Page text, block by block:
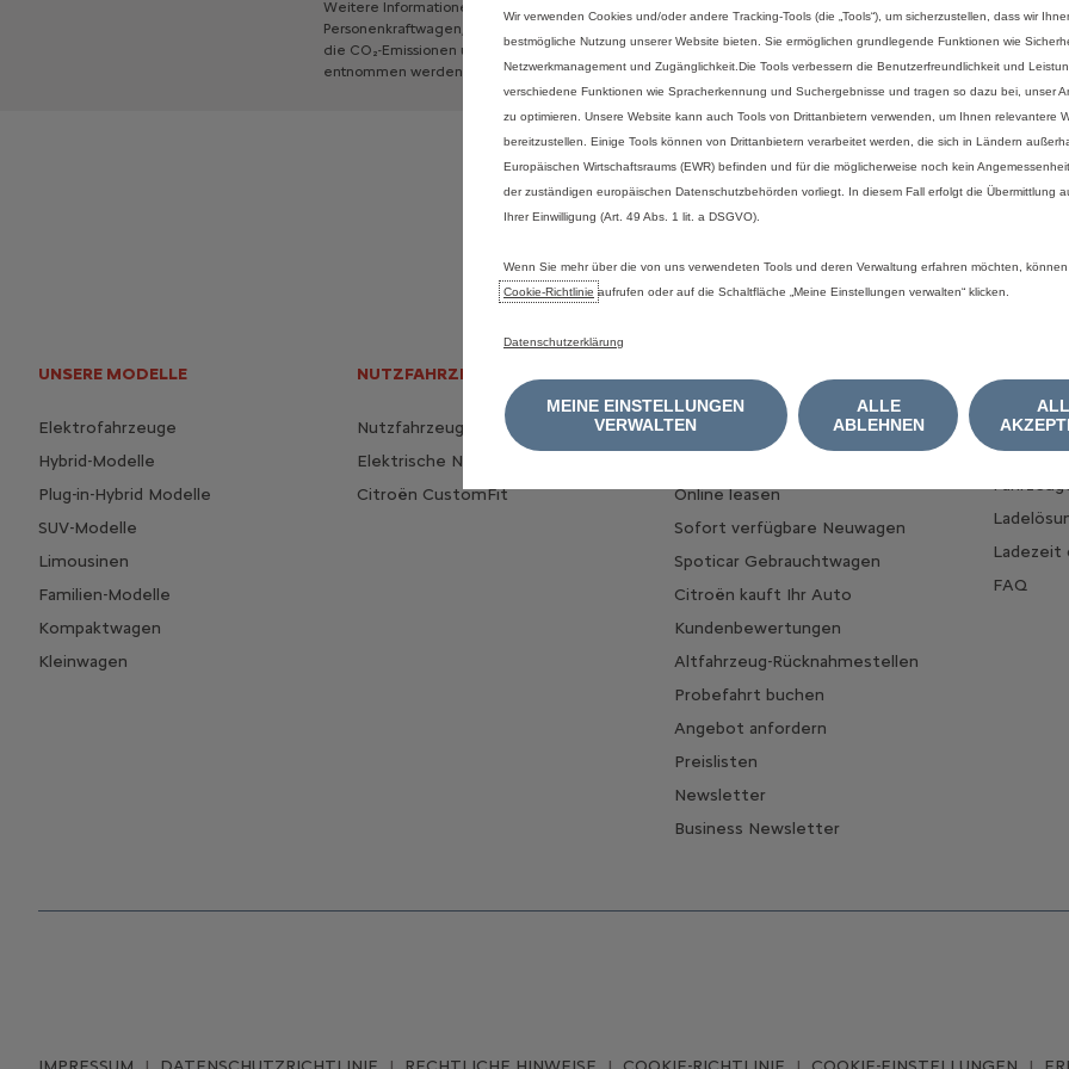
Weitere Informationen
Personenkraftwagen,
die CO₂-Emissionen und den Stromverbrauch aller neuen Personenkraftwagenmodelle, die in Deutschland
entnommen werden, an allen Verkaufsstellen kostenlos erhältlich ist oder über www.dat.de im Internet
UNSERE MODELLE
Elektrofahrzeuge
Hybrid-Modelle
Plug-in-Hybrid Modelle
SUV-Modelle
Limousinen
Familien-Modelle
Kompaktwagen
Kleinwagen
NUTZFAHRZEUGE
Nutzfahrzeugpalette
Elektrische Nutzfahrzeuge
Citroën CustomFit
Mein Fahrzeug konfigurieren
Online leasen
Sofort verfügbare Neuwagen
Spoticar Gebrauchtwagen
Citroën kauft Ihr Auto
Kundenbewertungen
Altfahrzeug-Rücknahmestellen
Probefahrt buchen
Angebot anfordern
Preislisten
Newsletter
Business Newsletter
ÜBER
E-
Vorteile
Ladezeit
FAQ
Wir verwenden Cookies und/oder andere Tracking-Tools (die „Tools“), um sicherzustellen, dass wir
bestmögliche Nutzung unserer Website bieten. Sie ermöglichen grundlegende Funktionen wie
Netzwerkmanagement und Zugänglichkeit.Die Tools verbessern die Benutzerfreundlichkeit und
verschiedene Funktionen wie Spracherkennung und Suchergebnisse und tragen so dazu bei, unser
zu optimieren. Unsere Website kann auch Tools von Drittanbietern verwenden, um Ihnen relevantere
bereitzustellen. Einige Tools können von Drittanbietern verarbeitet werden, die sich in Ländern
Europäischen Wirtschaftsraums (EWR) befinden und für die möglicherweise noch kein
der zuständigen europäischen Datenschutzbehörden vorliegt. In diesem Fall erfolgt die Übermittlung
Ihrer Einwilligung (Art. 49 Abs. 1 lit. a DSGVO).
Wenn Sie mehr über die von uns verwendeten Tools und deren Verwaltung erfahren möchten,
Cookie‑Richtlinie aufrufen oder auf die Schaltfläche „Meine Einstellungen verwalten“ klicken.
Datenschutzerklärung
MEINE EINSTELLUNGEN
VERWALTEN
ALLE
ABLEHNEN